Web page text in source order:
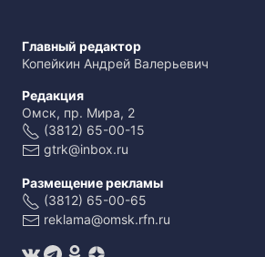
Главный редактор
Копейкин Андрей Валерьевич
Редакция
Омск, пр. Мира, 2
(3812) 65-00-15
gtrk@inbox.ru
Размещение рекламы
(3812) 65-00-65
reklama@omsk.rfn.ru